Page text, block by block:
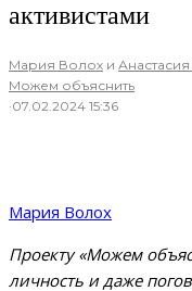
активистами
Мария Волох и
Можем объяснить
·07.02.2024 15:36
Мария Волох
Проекту «Можем
личность и даже